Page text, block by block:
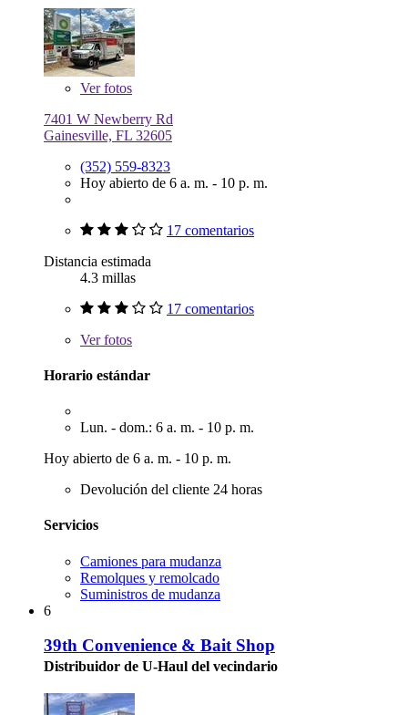
Verfotos
7401 W Newberry Rd
Gainesville, FL 32605
(352) 559-8323
Hoy abierto de 6 a. m. - 10 p. m.
17 comentarios
Distancia estimada
4.3 millas
17 comentarios
Verfotos
Horario estándar
Lun. - dom.: 6 a. m. - 10 p. m.
Hoy abierto de 6 a. m. - 10 p. m.
Devolución del cliente 24 horas
Servicios
Camiones para mudanza
Remolques y remolcado
Suministros de mudanza
6
39th Convenience & Bait Shop
Distribuidor de U-Haul del vecindario